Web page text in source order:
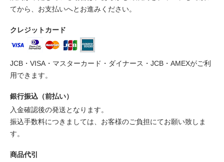
てから、お支払いへとお進みください。
クレジットカード
JCB・VISA・マスターカード・ダイナース・JCB・AMEXがご利
用できます。
銀行振込（前払い）
入金確認後の発送となります。
振込手数料につきましては、お客様のご負担にてお願い致しま
す。
商品代引